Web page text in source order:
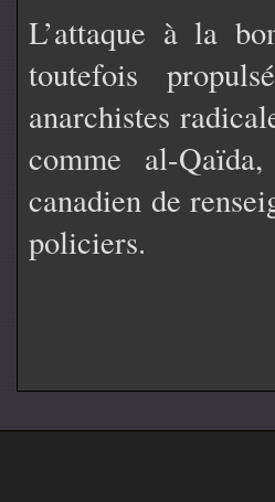
L’attaque à la
toutefois
anarchistes
comme al-
canadien de
policiers.